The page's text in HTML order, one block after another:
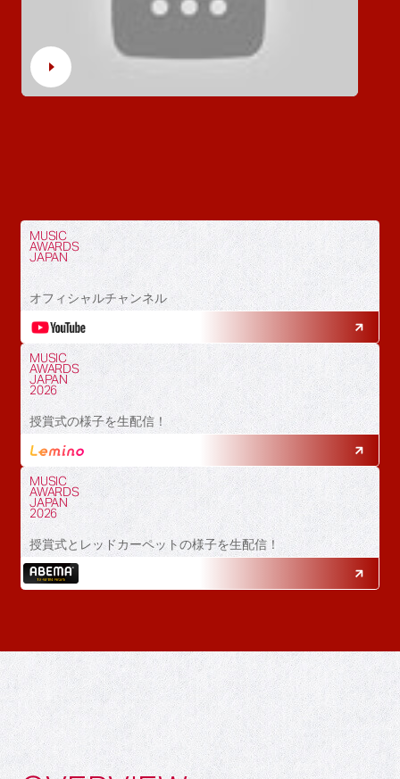
MUSIC
AWARDS
JAPAN
オフィシャルチャンネル
MUSIC
AWARDS
JAPAN
2026
授賞式の様子を生配信！
MUSIC
AWARDS
JAPAN
2026
授賞式とレッドカーペットの様子を生配信！